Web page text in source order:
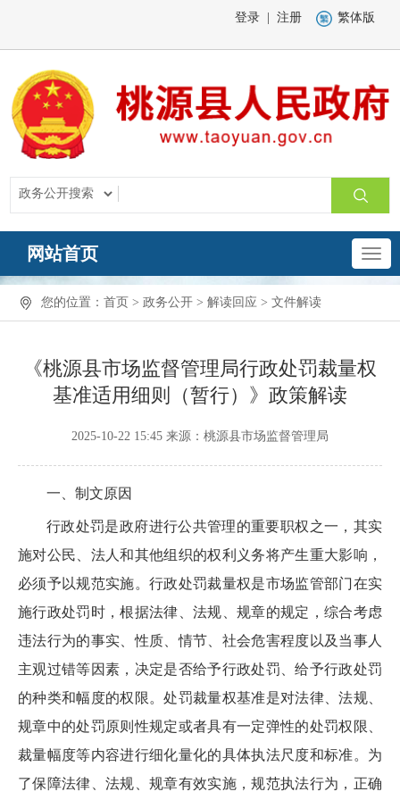
登录 注册 繁体版
网站首页
您的位置： 首页 > 政务公开 > 解读回应 > 文件解读
《桃源县市场监督管理局行政处罚裁量权
基准适用细则（暂行）》政策解读
2025-10-22 15:45 来源：桃源县市场监督管理局
一、制文原因
行政处罚是政府进行公共管理的重要职权之一，其实
施对公民、法人和其他组织的权利义务将产生重大影响，
必须予以规范实施。行政处罚裁量权是市场监管部门在实
施行政处罚时，根据法律、法规、规章的规定，综合考虑
违法行为的事实、性质、情节、社会危害程度以及当事人
主观过错等因素，决定是否给予行政处罚、给予行政处罚
的种类和幅度的权限。处罚裁量权基准是对法律、法规、
规章中的处罚原则性规定或者具有一定弹性的处罚权限、
裁量幅度等内容进行细化量化的具体执法尺度和标准。为
了保障法律、法规、规章有效实施，规范执法行为，正确